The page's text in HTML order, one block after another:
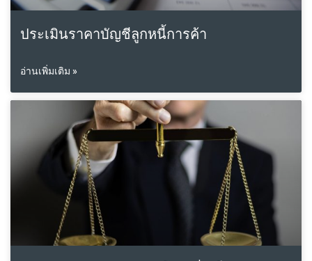
ประเมินราคาบัญชีลูกหนี้การค้า
อ่านเพิ่มเติม »